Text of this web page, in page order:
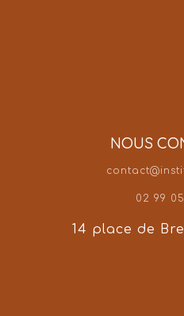
NOUS
02 99
14 place de